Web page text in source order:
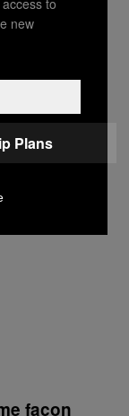
façon
new
Plans